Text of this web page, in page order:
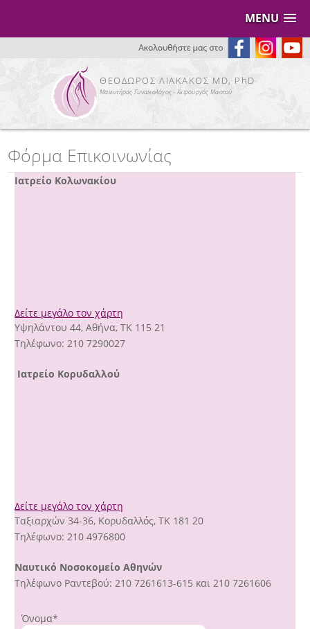
MENU
ΘΕΟΔΩΡΟΣ ΛΙΑΚΑΚΟΣ MD, PhD
Μαιευτήρας Γυναικολόγος - Χειρουργός Μαστού
Φόρμα Επικοινωνίας
Ιατρείο Κολωνακίου
Δείτε μεγάλο τον χάρτη
Υψηλάντου 44, Αθήνα, ΤΚ 115 21
Τηλέφωνο: 210 7290027
Ιατρείο Κορυδαλλού
Δείτε μεγάλο τον χάρτη
Tαξιαρχών 34-36, Κορυδαλλός, ΤΚ 181 20
Τηλέφωνο: 210 4976800
Ναυτικό Νοσοκομείο Αθηνών
Τηλέφωνο Ραντεβού: 210 7261613-615 και 210 7261606
Όνομα*